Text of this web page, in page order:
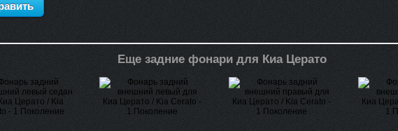
Еще задние фонари для Киа Церато